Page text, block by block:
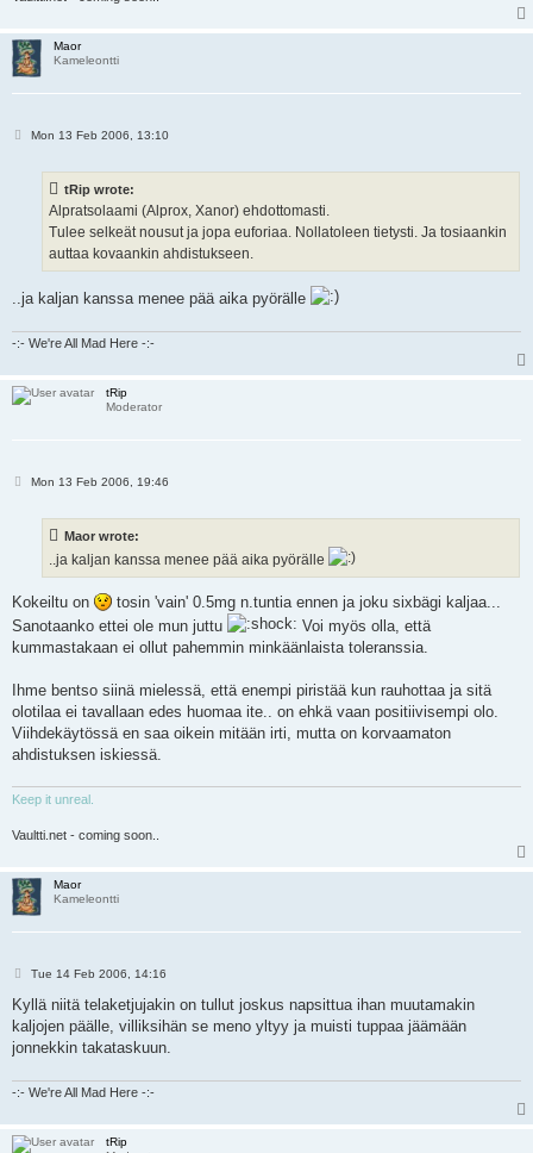
Maor
Kameleontti
PMon 13 Feb 2006, 13:10
tRip wrote:
Alpratsolaami (Alprox, Xanor) ehdottomasti.
Tulee selkeät nousut ja jopa euforiaa. Nollatoleen tietysti. Ja tosiaankin
auttaa kovaankin ahdistukseen.
..ja kaljan kanssa menee pää aika pyörälle
-:- We're All Mad Here -:-
tRip
Moderator
PMon 13 Feb 2006, 19:46
Maor wrote:
..ja kaljan kanssa menee pää aika pyörälle
Kokeiltu on
tosin 'vain' 0.5mg n.tuntia ennen ja joku sixbägi kaljaa...
Sanotaanko ettei ole mun juttu
Voi myös olla, että
kummastakaan ei ollut pahemmin minkäänlaista toleranssia.
Ihme bentso siinä mielessä, että enempi piristää kun rauhottaa ja sitä
olotilaa ei tavallaan edes huomaa ite.. on ehkä vaan positiivisempi olo.
Viihdekäytössä en saa oikein mitään irti, mutta on korvaamaton
ahdistuksen iskiessä.
Keep it unreal.
Vaultti.net - coming soon..
Maor
Kameleontti
P
s
t
Tue 14 Feb 2006, 14:16
Kyllä niitä telaketjujakin on tullut joskus napsittua ihan muutamakin
kaljojen päälle, villiksihän se meno yltyy ja muisti tuppaa jäämään
jonnekkin takataskuun.
-:- We're All Mad Here -:-
tRip